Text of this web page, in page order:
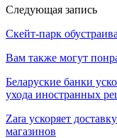
Следующая запись
Скейт-парк
Вам также могут
Беларуские банки
ухода иностранных
Zara ускоряет
магазинов